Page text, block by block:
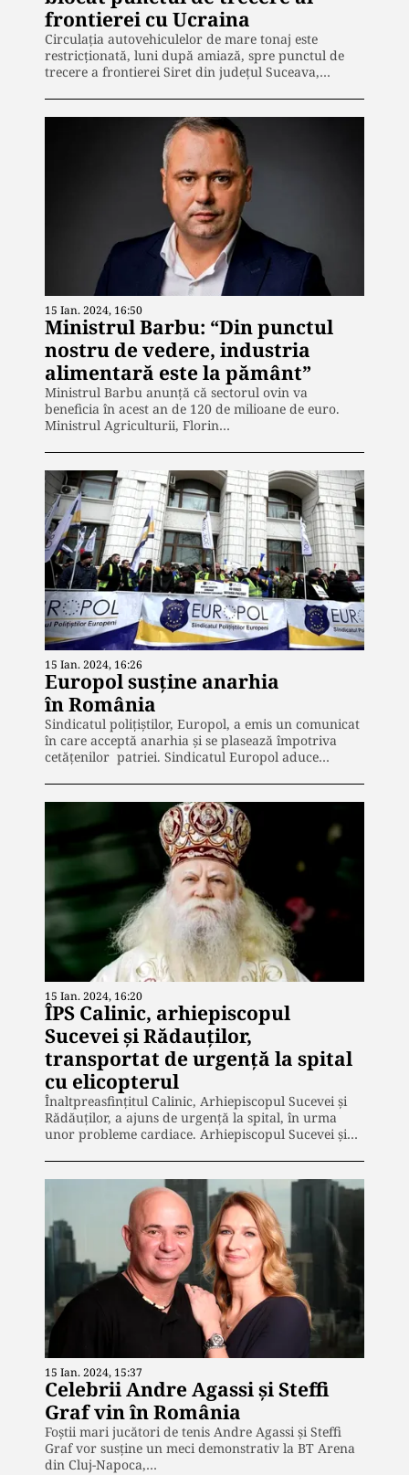
frontierei cu Ucraina
Circulaţia autovehiculelor de mare tonaj este
restricţionată, luni după amiază, spre punctul de
trecere a frontierei Siret din judeţul Suceava,…
15 Ian. 2024, 16:50
Ministrul Barbu: “Din punctul
nostru de vedere, industria
alimentară este la pământ”
Ministrul Barbu anunță că sectorul ovin va
beneficia în acest an de 120 de milioane de euro.
Ministrul Agriculturii, Florin…
15 Ian. 2024, 16:26
Europol susține anarhia
în România
Sindicatul polițiștilor, Europol, a emis un comunicat
în care acceptă anarhia și se plasează împotriva
cetățenilor patriei. Sindicatul Europol aduce…
15 Ian. 2024, 16:20
ÎPS Calinic, arhiepiscopul
Sucevei şi Rădauţilor,
transportat de urgenţă la spital
cu elicopterul
Înaltpreasfințitul Calinic, Arhiepiscopul Sucevei și
Rădăuților, a ajuns de urgență la spital, în urma
unor probleme cardiace. Arhiepiscopul Sucevei și…
15 Ian. 2024, 15:37
Celebrii Andre Agassi și Steffi
Graf vin în România
Foştii mari jucători de tenis Andre Agassi şi Steffi
Graf vor susţine un meci demonstrativ la BT Arena
din Cluj-Napoca,…